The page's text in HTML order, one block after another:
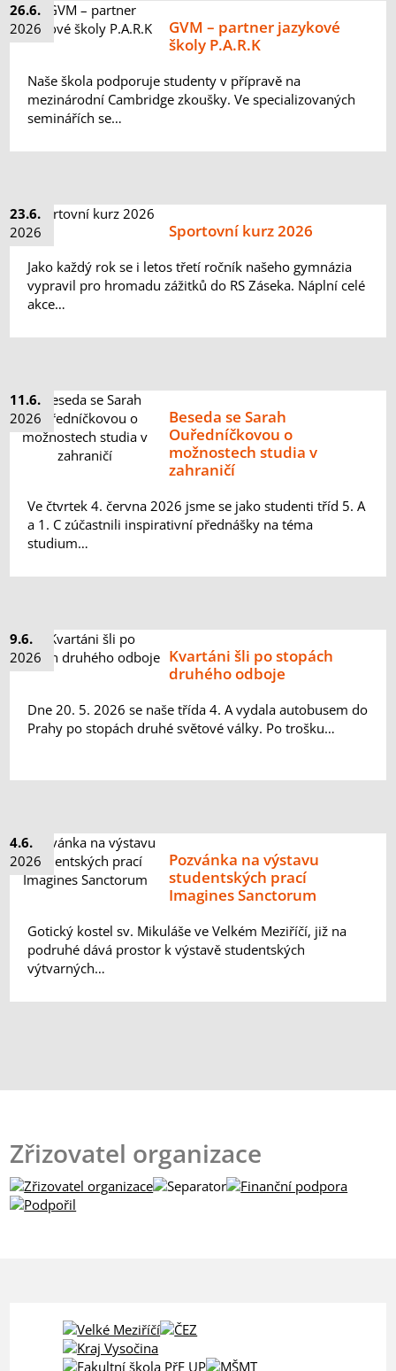
26.6.
2026
GVM – partner jazykové
školy P.A.R.K
Naše škola podporuje studenty v přípravě na
mezinárodní Cambridge zkoušky. Ve specializovaných
seminářích se…
23.6.
2026
Sportovní kurz 2026
Jako každý rok se i letos třetí ročník našeho gymnázia
vypravil pro hromadu zážitků do RS Záseka. Náplní celé
akce…
11.6.
2026
Beseda se Sarah
Ouředníčkovou o
možnostech studia v
zahraničí
Ve čtvrtek 4. června 2026 jsme se jako studenti tříd 5. A
a 1. C zúčastnili inspirativní přednášky na téma
studium…
9.6.
2026
Kvartáni šli po stopách
druhého odboje
Dne 20. 5. 2026 se naše třída 4. A vydala autobusem do
Prahy po stopách druhé světové války. Po trošku…
4.6.
2026
Pozvánka na výstavu
studentských prací
Imagines Sanctorum
Gotický kostel sv. Mikuláše ve Velkém Meziříčí, již na
podruhé dává prostor k výstavě studentských
výtvarných…
Zřizovatel organizace